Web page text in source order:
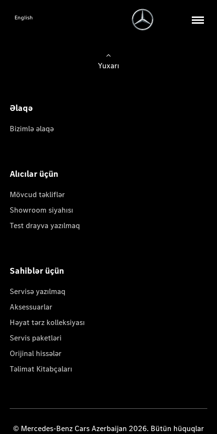
English
Yuxarı
Əlaqə
Bizimlə əlaqə
Alıcılar üçün
Mövcud təkliflər
Showroom siyahısı
Test drayva yazılmaq
Sahiblər üçün
Servisə yazılmaq
Aksessuarlar
Həyat tərz kolleksiyası
Servis paketləri
Orijinal hissələr
Təlimat Kitabçaları
© Mercedes-Benz Cars Azerbaijan 2026. Bütün hüquqlar